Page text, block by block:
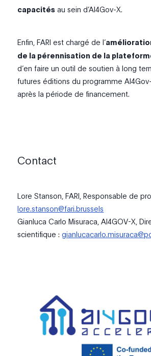
capacités au sein d’AI4Gov-X.
Enfin, FARI est chargé de l’
de la pérennisation de la
d’en faire un outil de soutien à long
futures éditions du programme
après la période de financement.
Contact
Lore Stanson, FARI, Responsable de
lore.stanson@fari.brussels
Gianluca Carlo Misuraca, AI4GOV-X,
scientifique :